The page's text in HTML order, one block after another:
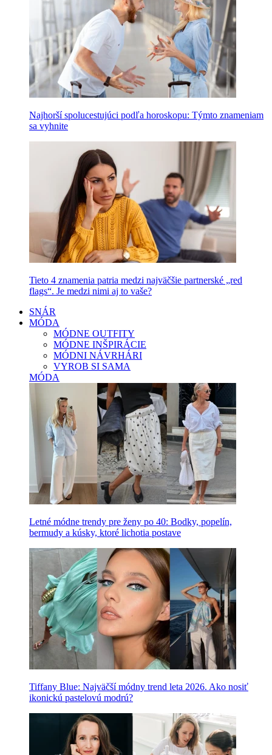
Najhorší spolucestujúci podľa horoskopu: Týmto znameniam
sa vyhnite
Tieto 4 znamenia patria medzi najväčšie partnerské „red
flags“. Je medzi nimi aj to vaše?
SNÁR
MÓDA
MÓDNE OUTFITY
MÓDNE INŠPIRÁCIE
MÓDNI NÁVRHÁRI
VYROB SI SAMA
MÓDA
Letné módne trendy pre ženy po 40: Bodky, popelín,
bermudy a kúsky, ktoré lichotia postave
Tiffany Blue: Najväčší módny trend leta 2026. Ako nosiť
ikonickú pastelovú modrú?